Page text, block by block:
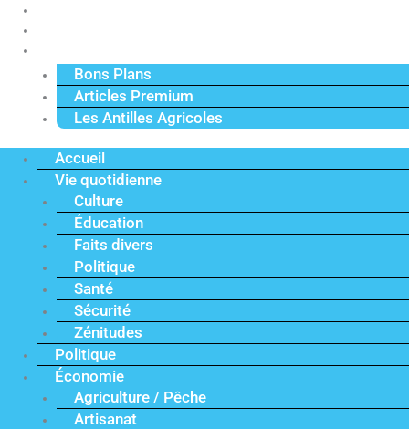
Bons Plans
Articles Premium
Les Antilles Agricoles
Accueil
Vie quotidienne
Culture
Éducation
Faits divers
Politique
Santé
Sécurité
Zénitudes
Politique
Économie
Agriculture / Pêche
Artisanat